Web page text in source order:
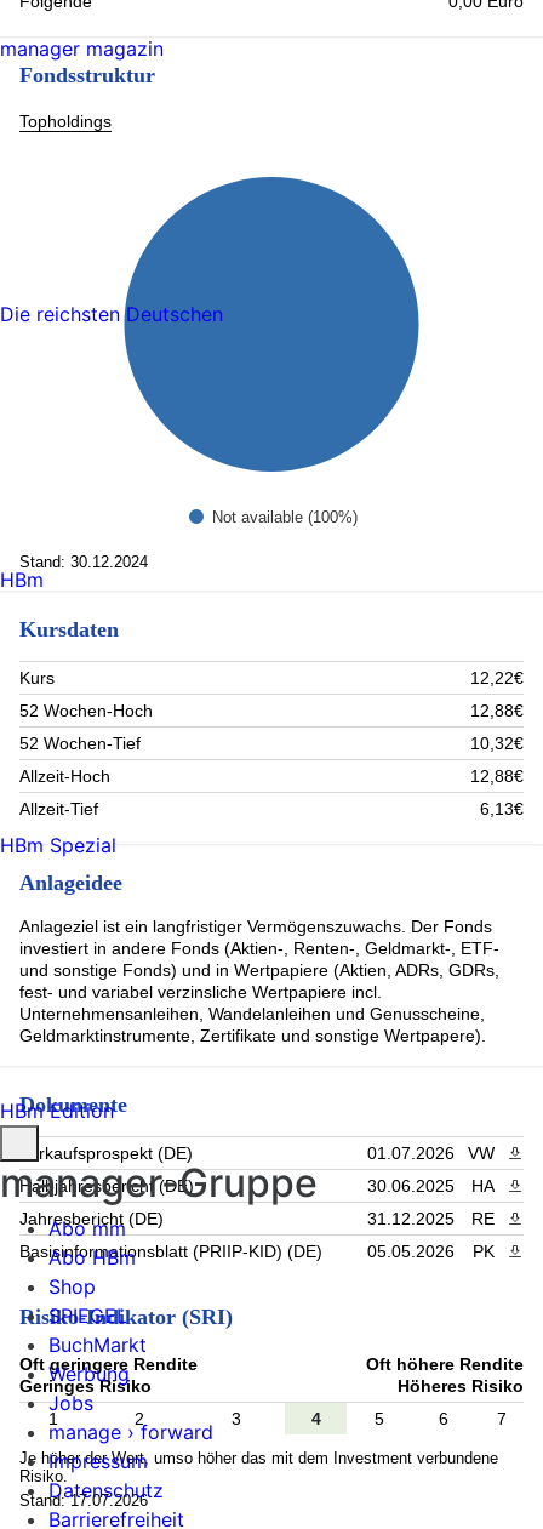
Fondsstruktur
Topholdings
Not available (100%)
Stand: 30.12.2024
Kursdaten
Kurs
12,22€
52 Wochen-Hoch
12,88€
52 Wochen-Tief
10,32€
Allzeit-Hoch
12,88€
Allzeit-Tief
6,13€
Anlageidee
Anlageziel ist ein langfristiger Vermögenszuwachs. Der Fonds
investiert in andere Fonds (Aktien-, Renten-, Geldmarkt-, ETF-
und sonstige Fonds) und in Wertpapiere (Aktien, ADRs, GDRs,
fest- und variabel verzinsliche Wertpapiere incl.
Unternehmensanleihen, Wandelanleihen und Genusscheine,
Geldmarktinstrumente, Zertifikate und sonstige Wertpapere).
Dokumente
Verkaufsprospekt (DE) 01.07.2026 VW
Halbjahresbericht (DE)
30.06.2025 HA
Jahresbericht (DE)
31.12.2025 RE
Basisinformationsblatt (PRIIP-KID) (DE)
05.05.2026 PK
Risiko-Indikator (SRI)
Oft geringere Rendite
Geringes Risiko
Oft höhere Rendite
Höheres Risiko
1
2 3 4 5 6 7
Je höher der Wert, umso höher das mit dem Investment verbundene
Risiko.
Stand: 17.07.2026
manager magazin
Die reichsten Deutschen
HBm
HBm Spezial
HBm Edition
manager-Gruppe
Abo mm
Abo HBm
Shop
SPIEGEL
BuchMarkt
Werbung
Jobs
manage › forward
Impressum
Datenschutz
Barrierefreiheit